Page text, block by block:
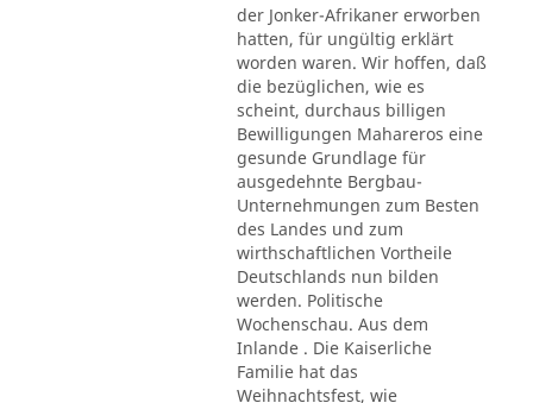
der Jonker-Afrikaner erworben
hatten, für ungültig erklärt
worden waren. Wir hoffen, daß
die bezüglichen, wie es
scheint, durchaus billigen
Bewilligungen Mahareros eine
gesunde Grundlage für
ausgedehnte Bergbau-
Unternehmungen zum Besten
des Landes und zum
wirthschaftlichen Vortheile
Deutschlands nun bilden
werden. Politische
Wochenschau. Aus dem
Inlande . Die Kaiserliche
Familie hat das
Weihnachtsfest, wie